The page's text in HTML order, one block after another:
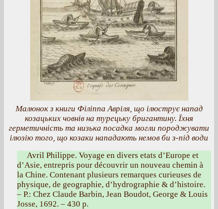
Малюнок з книги Філіппа Авріля, що ілюструє напад
козацьких човнів на турецьку бригантину. Їхня
герметичність та низька посадка могли породжувати
ілюзію того, що козаки нападають немов би з-під води
Avril Philippe. Voyage en divers etats d’Europe et
d’Asie, entrepris pour découvrir un nouveau chemin à
la Chine. Contenant plusieurs remarques curieuses de
physique, de geographie, d’hydrographie & d’histoire.
– P.: Chez Claude Barbin, Jean Boudot, George & Louis
Josse, 1692. – 430 p.